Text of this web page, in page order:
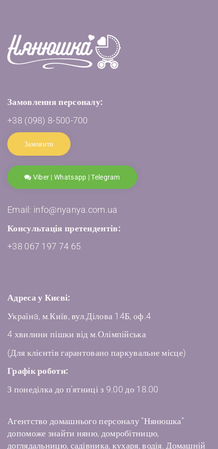
Замовлення персоналу:
+38 (098) 8-500-700
Замовити
Viber | Whatsapp | Telegram
Email: info@nyanya.com.ua
Консультація претендентів:
+38 067 197 74 65
Адреса у Києві:
Українa, м.Київ, вул.Ділова 14Б, оф.4
4 хвилини пішки від м.Олімпійська
(Для клієнтів гарантовано паркувальне місце)
Графік роботи:
З понеділка до п'ятниці з 9.00 до 18.00
Агентство домашнього персоналу "Нянюшка"
допоможе знайти няню, домробітницю,
доглядальницю, садівника, кухаря, водія. Домашній